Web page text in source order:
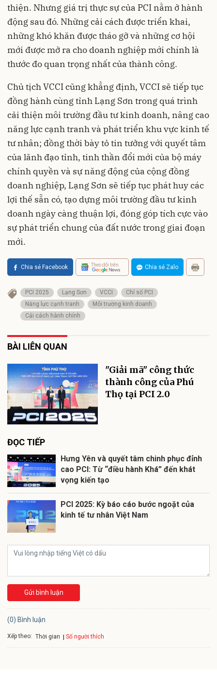
thiện. Nhưng giá trị thực sự của PCI nằm ở hành
động sau đó. Những cải cách được triển khai,
những khó khăn được tháo gỡ và những cơ hội
mới được mở ra cho doanh nghiệp mới chính là
thước đo quan trọng nhất của thành công.
Chủ tịch VCCI cũng khẳng định, VCCI sẽ tiếp tục
đồng hành cùng tỉnh Lạng Sơn trong quá trình
cải thiện môi trường đầu tư kinh doanh, nâng cao
năng lực cạnh tranh và phát triển khu vực kinh tế
tư nhân; đồng thời bày tỏ tin tưởng với quyết tâm
của lãnh đạo tỉnh, tinh thần đổi mới của bộ máy
chính quyền và sự năng động của cộng đồng
doanh nghiệp, Lạng Sơn sẽ tiếp tục phát huy các
lợi thế sẵn có, tạo dựng môi trường đầu tư kinh
doanh ngày càng thuận lợi, đóng góp tích cực vào
sự phát triển chung của đất nước trong giai đoạn
mới.
Chia sẻ Facebook Theo dõi trên Chia sẻ Zalo
PCI 2025 Lạng Sơn VCCI
Chỉ số PCI
Năng lực cạnh tranh
Môi trường kinh doanh
Cải cách hành chính
BÀI LIÊN QUAN
"Giải mã" công thức
thành công của Phú
Thọ tại PCI 2.0
ĐỌC TIẾP
Hưng Yên và quyết tâm chinh phục đỉnh
cao PCI: Từ “điều hành Khá” đến khát
vọng kiến tạo
PCI 2025: Kỳ báo cáo bước ngoặt của
kinh tế tư nhân Việt Nam
Gửi bình luận
(0) Bình luận
Xếp theo: Thời gian Số người thích